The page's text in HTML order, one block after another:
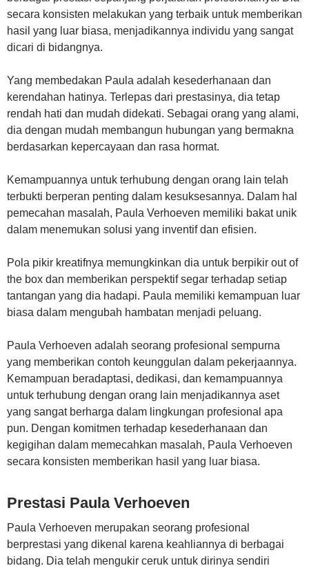
secara konsisten melakukan yang terbaik untuk memberikan
hasil yang luar biasa, menjadikannya individu yang sangat
dicari di bidangnya.
Yang membedakan Paula adalah kesederhanaan dan
kerendahan hatinya. Terlepas dari prestasinya, dia tetap
rendah hati dan mudah didekati. Sebagai orang yang alami,
dia dengan mudah membangun hubungan yang bermakna
berdasarkan kepercayaan dan rasa hormat.
Kemampuannya untuk terhubung dengan orang lain telah
terbukti berperan penting dalam kesuksesannya. Dalam hal
pemecahan masalah, Paula Verhoeven memiliki bakat unik
dalam menemukan solusi yang inventif dan efisien.
Pola pikir kreatifnya memungkinkan dia untuk berpikir out of
the box dan memberikan perspektif segar terhadap setiap
tantangan yang dia hadapi. Paula memiliki kemampuan luar
biasa dalam mengubah hambatan menjadi peluang.
Paula Verhoeven adalah seorang profesional sempurna
yang memberikan contoh keunggulan dalam pekerjaannya.
Kemampuan beradaptasi, dedikasi, dan kemampuannya
untuk terhubung dengan orang lain menjadikannya aset
yang sangat berharga dalam lingkungan profesional apa
pun. Dengan komitmen terhadap kesederhanaan dan
kegigihan dalam memecahkan masalah, Paula Verhoeven
secara konsisten memberikan hasil yang luar biasa.
Prestasi Paula Verhoeven
Paula Verhoeven merupakan seorang profesional
berprestasi yang dikenal karena keahliannya di berbagai
bidang. Dia telah mengukir ceruk untuk dirinya sendiri